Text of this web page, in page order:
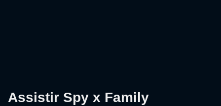
Assistir Spy x Family